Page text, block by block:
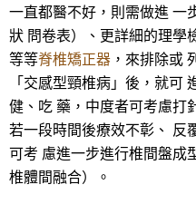
一直都醫不好，則需做進 一
狀 問卷表）、更詳細的理學
等等脊椎矯正器 ，來排除或
「交感型頸椎病」後，就可
健、吃 藥，中度者可考慮打
若一段時間後療效不彰、 反
可考 慮進一步進行椎間盤成
椎體間融合）。